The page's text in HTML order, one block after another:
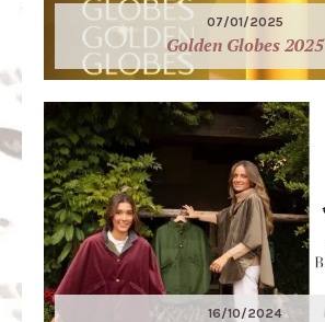
07/01/2025
Golden Globes 2025
16/10/2024